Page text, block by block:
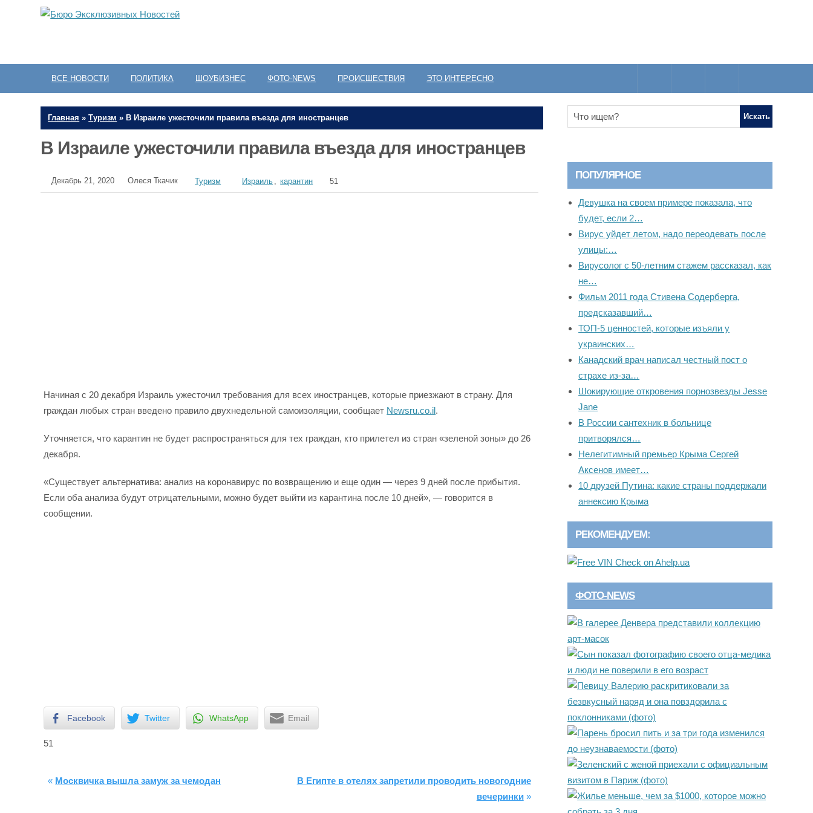
ВСЕ НОВОСТИ ПОЛИТИКА ШОУБИЗНЕС ФОТО-NEWS ПРОИСШЕСТВИЯ ЭТО ИНТЕРЕСНО
Главная »Туризм » В Израиле ужесточили правила въезда для иностранцев
В Израиле ужесточили правила въезда для иностранцев
Декабрь 21, 2020 Олеся Ткачик Туризм Израиль , карантин 51
Начиная с 20 декабря Израиль ужесточил требования для всех иностранцев, которые приезжают в страну. Для
граждан любых стран введено правило двухнедельной самоизоляции, сообщает Newsru.co.il.
Уточняется, что карантин не будет распространяться для тех граждан, кто прилетел из стран «зеленой зоны» до 26
декабря.
«Существует альтернатива: анализ на коронавирус по возвращению и еще один — через 9 дней после прибытия.
Если оба анализа будут отрицательными, можно будет выйти из карантина после 10 дней», — говорится в
сообщении.
Facebook Twitter WhatsApp Email
51
« Москвичка вышла замуж за чемодан
В Египте в отелях запретили проводить новогодние
вечеринки»
ПОПУЛЯРНОЕ
Девушка на своем примере показала, что
будет, если 2…
Вирус уйдет летом, надо переодевать после
улицы:…
Вирусолог с 50-летним стажем рассказал, как
не…
Фильм 2011 года Стивена Содерберга,
предсказавший…
ТОП-5 ценностей, которые изъяли у
украинских…
Канадский врач написал честный пост о
страхе из-за…
Шокирующие откровения порнозвезды Jesse
Jane
В России сантехник в больнице
притворялся…
Нелегитимный премьер Крыма Сергей
Аксенов имеет…
10 друзей Путина: какие страны поддержали
аннексию Крыма
РЕКОМЕНДУЕМ:
ФОТО-NEWS